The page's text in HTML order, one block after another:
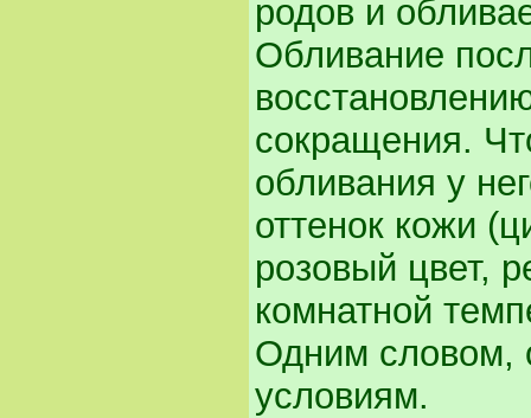
родов и
Обливание
сокращения.
обливания у
оттенок кожи
розовый цвет,
комнатной
Одним словом,
условиям.